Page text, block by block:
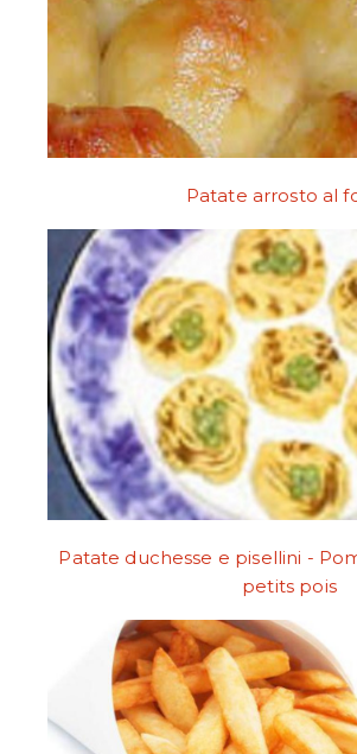
Patate arrosto al
Patate duchesse e pisellini -
petits pois